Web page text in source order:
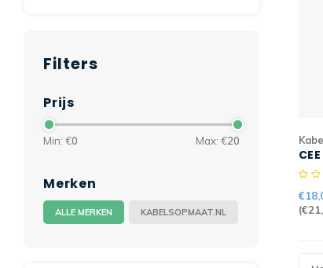
Filters
Prijs
Min: €0 Max: €20
Merken
ALLE MERKEN KABELSOPMAAT.NL
(